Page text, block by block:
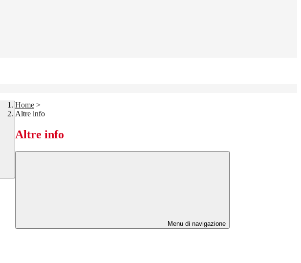
Home >
Altre info
Altre info
Menu di navigazione